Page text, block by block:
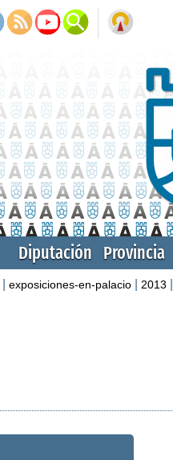
Diputación Provincia
exposiciones-en-palacio 2013